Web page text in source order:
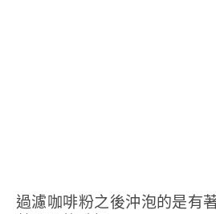
過濾咖啡粉之後沖泡的是有